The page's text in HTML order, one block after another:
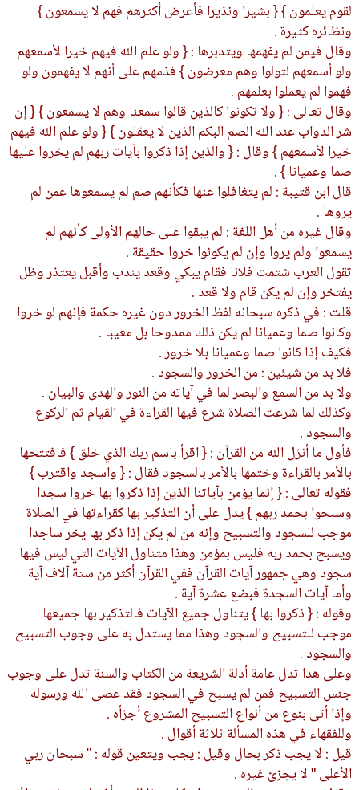
لقوم يعلمون } { بشيرا ونذيرا فأعرض أكثرهم فهم لا يسمعون }
ونظائره كثيرة .
وقال فيمن لم يفهمها ويتدبرها : { ولو علم الله فيهم خيرا لأسمعهم
ولو أسمعهم لتولوا وهم معرضون } فذمهم على أنهم لا يفهمون ولو
فهموا لم يعملوا بعلمهم .
وقال تعالى : { ولا تكونوا كالذين قالوا سمعنا وهم لا يسمعون } { إن
شر الدواب عند الله الصم البكم الذين لا يعقلون } { ولو علم الله فيهم
خيرا لأسمعهم } وقال : { والذين إذا ذكروا بآيات ربهم لم يخروا عليها
صما وعميانا } .
قال ابن قتيبة : لم يتغافلوا عنها فكأنهم صم لم يسمعوها عمن لم
يروها .
وقال غيره من أهل اللغة : لم يبقوا على حالهم الأولى كأنهم لم
يسمعوا ولم يروا وإن لم يكونوا خروا حقيقة .
تقول العرب شتمت فلانا فقام يبكي وقعد يندب وأقبل يعتذر وظل
يفتخر وإن لم يكن قام ولا قعد .
قلت : في ذكره سبحانه لفظ الخرور دون غيره حكمة فإنهم لو خروا
وكانوا صما وعميانا لم يكن ذلك ممدوحا بل معيبا .
فكيف إذا كانوا صما وعميانا بلا خرور .
فلا بد من شيئين : من الخرور والسجود .
ولا بد من السمع والبصر لما في آياته من النور والهدى والبيان .
وكذلك لما شرعت الصلاة شرع فيها القراءة في القيام ثم الركوع
والسجود .
فأول ما أنزل الله من القرآن : { اقرأ باسم ربك الذي خلق } فافتتحها
بالأمر بالقراءة وختمها بالأمر بالسجود فقال : { واسجد واقترب }
فقوله تعالى : { إنما يؤمن بآياتنا الذين إذا ذكروا بها خروا سجدا
وسبحوا بحمد ربهم } يدل على أن التذكير بها كقراءتها في الصلاة
موجب للسجود والتسبيح وإنه من لم يكن إذا ذكر بها يخر ساجدا
ويسبح بحمد ربه فليس بمؤمن وهذا متناول الآيات التي ليس فيها
سجود وهي جمهور آيات القرآن ففي القرآن أكثر من ستة آلاف آية
وأما آيات السجدة فبضع عشرة آية .
وقوله : { ذكروا بها } يتناول جميع الآيات فالتذكير بها جميعها
موجب للتسبيح والسجود وهذا مما يستدل به على وجوب التسبيح
والسجود .
وعلى هذا تدل عامة أدلة الشريعة من الكتاب والسنة تدل على وجوب
جنس التسبيح فمن لم يسبح في السجود فقد عصى الله ورسوله
وإذا أتى بنوع من أنواع التسبيح المشروع أجزأه .
وللفقهاء في هذه المسألة ثلاثة أقوال .
قيل : لا يجب ذكر بحال وقيل : يجب ويتعين قوله : " سبحان ربي
الأعلى " لا يجزئ غيره .